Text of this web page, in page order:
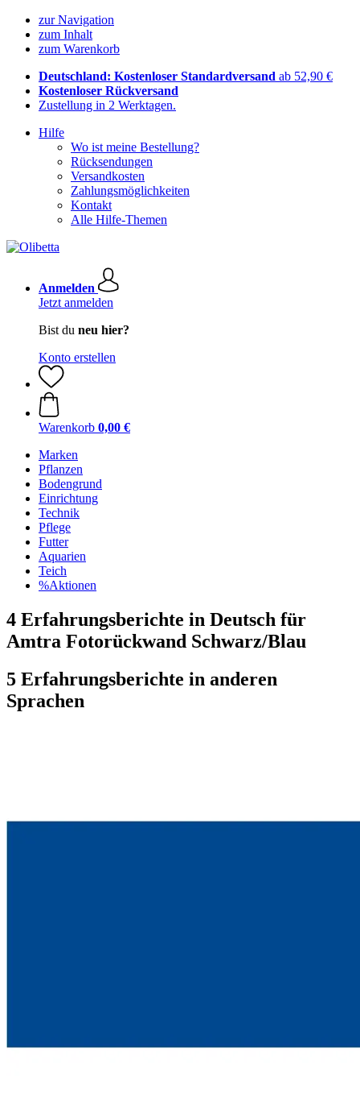
zur Navigation
zum Inhalt
zum Warenkorb
Deutschland: Kostenloser Standardversand ab 52,90 €
Kostenloser Rückversand
Zustellung in 2 Werktagen.
Hilfe
Wo ist meine Bestellung?
Rücksendungen
Versandkosten
Zahlungsmöglichkeiten
Kontakt
Alle Hilfe-Themen
Anmelden
Jetzt anmelden
Bist du neu hier?
Konto erstellen
Warenkorb 0,00 €
Marken
Pflanzen
Bodengrund
Einrichtung
Technik
Pflege
Futter
Aquarien
Teich
%Aktionen
4 Erfahrungsberichte in Deutsch für
Amtra Fotorückwand Schwarz/Blau
5 Erfahrungsberichte in anderen
Sprachen